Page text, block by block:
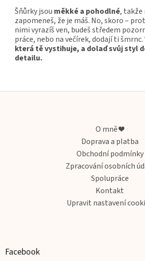
Šňůrky jsou měkké a pohodlné, takže
zapomeneš, že je máš. No, skoro –
nimi vyrazíš ven, budeš středem
práce, nebo na večírek, dodají ti šmrnc.
která tě vystihuje, a dolaď svůj styl
detailu.
Z
O mně ❤️
Doprava a platba
Obchodní podmínky
Zpracování osobních
Spolupráce
Kontakt
Upravit nastavení
Facebook